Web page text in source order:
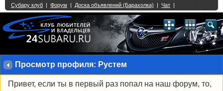
Просмотр профиля: Рустем
Привет, если ты в первый раз попал на наш форум, то,
Single Sign On provided byvBSSO
2 3 4 5 6 7 8 9 10 11 12 13 14 15 16 17 18 21 22 23 24 25 26
27 28 29 30 31 32 33 34 35 36 37 38 39 40 41 42 43